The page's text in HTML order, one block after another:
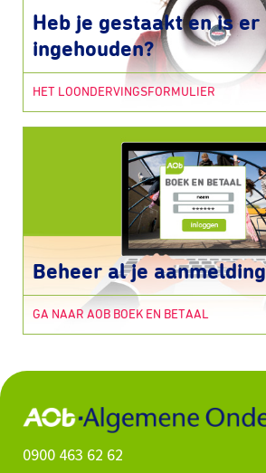
Heb je gestaakt en is er
ingehouden?
HET LOONDERVINGSFORMULIER
Beheer al je
GA NAAR AOB BOEK EN BETAAL
0900 463 62 62